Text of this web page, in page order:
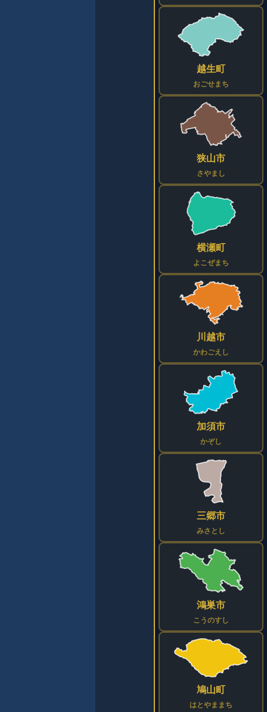
越生町
おごせまち
狭山市
さやまし
横瀬町
よこぜまち
川越市
かわごえし
加須市
かぞし
三郷市
みさとし
鴻巣市
こうのすし
鳩山町
はとやままち